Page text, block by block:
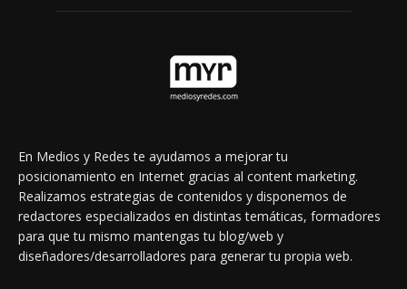
En Medios y Redes te ayudamos a mejorar tu
posicionamiento en Internet gracias al content marketing.
Realizamos estrategias de contenidos y disponemos de
redactores especializados en distintas temáticas, formadores
para que tu mismo mantengas tu blog/web y
diseñadores/desarrolladores para generar tu propia web.